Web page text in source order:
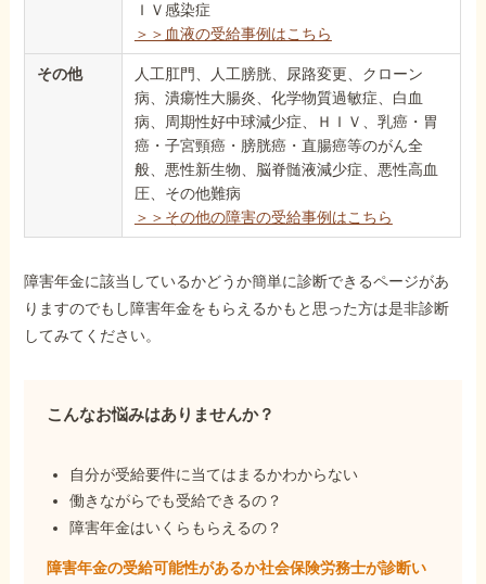
ＩＶ感染症
＞＞血液の受給事例はこちら
その他
人工肛門、人工膀胱、尿路変更、クローン
病、潰瘍性大腸炎、化学物質過敏症、白血
病、周期性好中球減少症、ＨＩＶ、乳癌・胃
癌・子宮頸癌・膀胱癌・直腸癌等のがん全
般、悪性新生物、脳脊髄液減少症、悪性高血
圧、その他難病
＞＞その他の障害の受給事例はこちら
障害年金に該当しているかどうか簡単に診断できるページがあ
りますのでもし障害年金をもらえるかもと思った方は是非診断
してみてください。
こんなお悩みはありませんか？
自分が受給要件に当てはまるかわからない
働きながらでも受給できるの？
障害年金はいくらもらえるの？
障害年金の受給可能性があるか社会保険労務士が診断い